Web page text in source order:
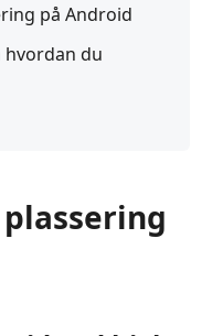
på Android
hvordan du